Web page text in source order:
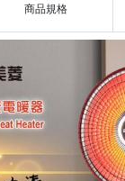
商品規格